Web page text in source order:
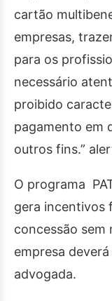
cartão
empresas,
para os
necessário
proibido
pagamento em
outros fins.”
O programa
gera incentivos
concessão sem
empresa
advogada.